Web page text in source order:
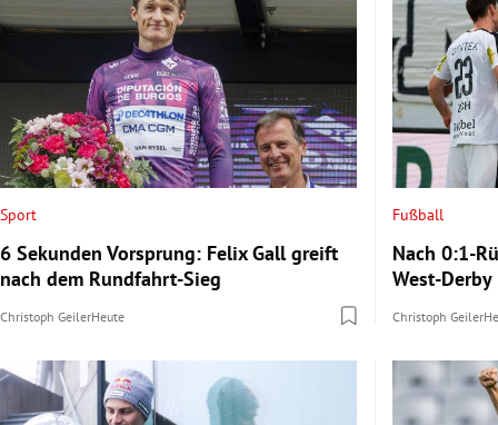
Sport
6 Sekunden Vorsprung: Felix Gall greift
nach dem Rundfahrt-Sieg
Christoph GeilerHeute
Fußball
Nach 0:1-
West-Derby
Christoph Geiler